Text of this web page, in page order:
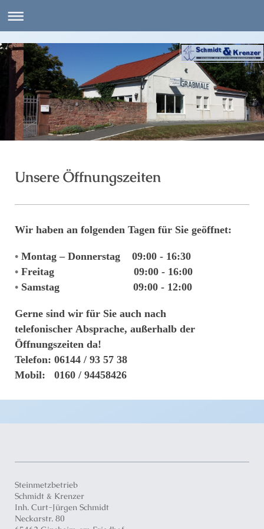
Unsere Öffnungszeiten
Wir haben an folgenden Tagen für Sie geöffnet:
• Montag – Donnerstag 09:00 - 16:30
• Freitag
09:00 - 16:00
• Samstag 09:00 - 12:00
Gerne sind wir für Sie auch nach
telefonischer Absprache, außerhalb der
Öffnungszeiten da!
Telefon: 06144 / 93 57 38
Mobil: 0160 / 94458426
Steinmetzbetrieb
Schmidt & Krenzer
Inh. Curt-Jürgen Schmidt
Neckarstr. 80